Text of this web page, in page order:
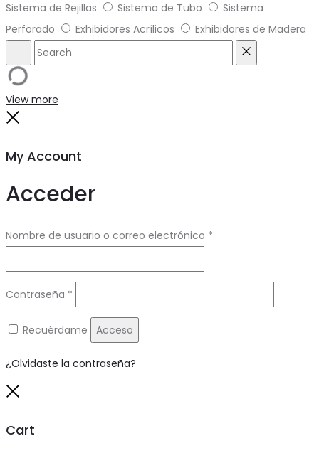
Sistema de Rejillas
Sistema de Tubo
Sistema
Perforado
Exhibidores Acrílicos Exhibidores de Madera
Search
View more
My Account
Acceder
Nombre de usuario o correo electrónico *
Contraseña *
Recuérdame Acceso
¿Olvidaste la contraseña?
Cart